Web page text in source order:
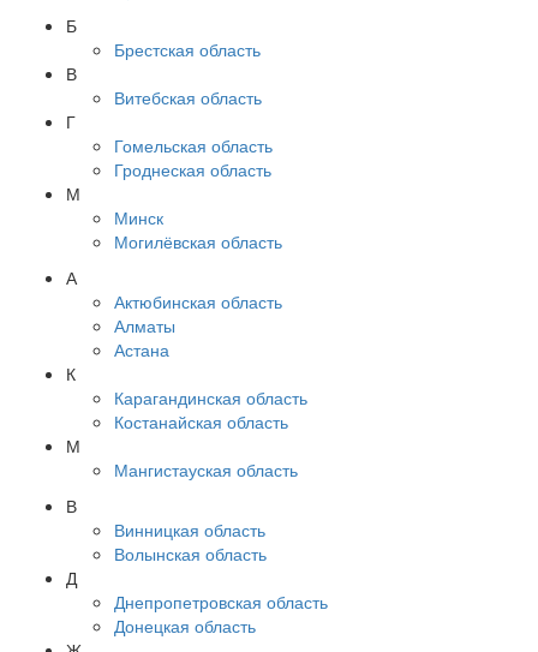
Б
Брестская область
В
Витебская область
Г
Гомельская область
Гроднеская область
М
Минск
Могилёвская область
А
Актюбинская область
Алматы
Астана
К
Карагандинская область
Костанайская область
М
Мангистауская область
В
Винницкая область
Волынская область
Д
Днепропетровская область
Донецкая область